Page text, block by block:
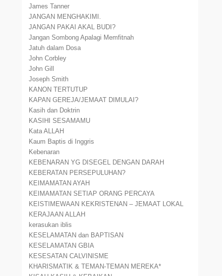
James Tanner
JANGAN MENGHAKIMI.
JANGAN PAKAI AKAL BUDI?
Jangan Sombong Apalagi Memfitnah
Jatuh dalam Dosa
John Corbley
John Gill
Joseph Smith
KANON TERTUTUP
KAPAN GEREJA/JEMAAT DIMULAI?
Kasih dan Doktrin
KASIHI SESAMAMU
Kata ALLAH
Kaum Baptis di Inggris
Kebenaran
KEBENARAN YG DISEGEL DENGAN DARAH
KEBERATAN PERSEPULUHAN?
KEIMAMATAN AYAH
KEIMAMATAN SETIAP ORANG PERCAYA
KEISTIMEWAAN KEKRISTENAN – JEMAAT LOKAL
KERAJAAN ALLAH
kerasukan iblis
KESELAMATAN dan BAPTISAN
KESELAMATAN GBIA
KESESATAN CALVINISME
KHARISMATIK & TEMAN-TEMAN MEREKA*